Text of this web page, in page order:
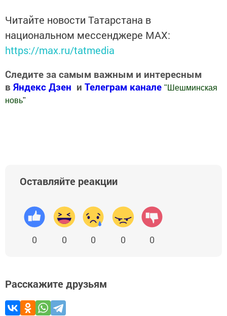
Читайте новости Татарстана в
национальном мессенджере MАХ:
https://max.ru/tatmedia
Следите за самым важным и интересным
в Яндекс Дзен и Телеграм канале " Шешминская
новь"
Оставляйте реакции
0 0 0 0 0
Расскажите друзьям